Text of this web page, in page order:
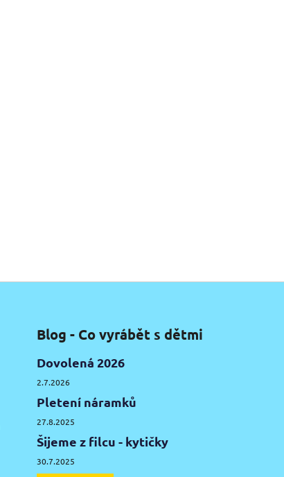
Blog - Co vyrábět s dětmi
Dovolená 2026
2.7.2026
Pletení náramků
27.8.2025
Šijeme z filcu - kytičky
30.7.2025